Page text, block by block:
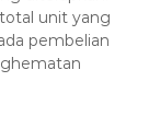
unit yang
pembelian